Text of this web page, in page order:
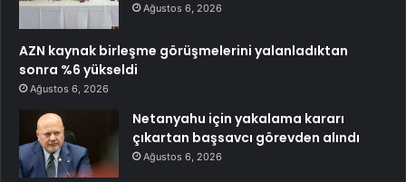
Ağustos 6, 2026
AZN kaynak birleşme görüşmelerini yalanladıktan
sonra %6 yükseldi
Ağustos 6, 2026
Netanyahu için yakalama kararı
çıkartan başsavcı görevden alındı
Ağustos 6, 2026